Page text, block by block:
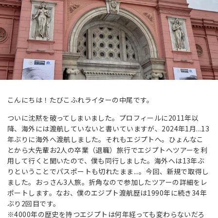
こんにちは！たびこふれライターの中尾です。
ついに沈黙を破ってしまいました。プロフィールに2011年以
降、海外には渡航していないと書いていますが、2024年1月...13
年ぶりに海外へ渡航しました。それもエジプトへ。ひょんなこ
とから大先輩お2人の卒業（退職）旅行でエジプトへツアーを利
用して行くと聞いたので、僕も同行しました。海外へは13年ぶ
りということでパスポートも切れたまま...。今回、新規で取得し
ました。おっさん3人旅。折角なので参加したツアーの詳細をレ
ポートします。なお、僕のエジプト渡航歴は1990年に続き34年
ぶり2回目です。
※4000年の歴史を持つエジプトは何年経っても変わらないだろ